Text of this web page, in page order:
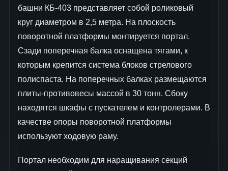
башни КБ-403 представляет собой роликовый
круг диаметром в 2,5 метра. На плоскость
поворотной платформы монтируется портал.
Сзади поперечная балка оснащена тягами, к
которым крепится система блоков стрелового
полиспаста. На поперечных балках размещаются
плиты-противовесы массой в 30 тонн. Сбоку
находятся шкафы с пускателем и контролерами. В
качестве опоры поворотной платформы
используют ходовую раму.
Портал необходим для наращивания секций